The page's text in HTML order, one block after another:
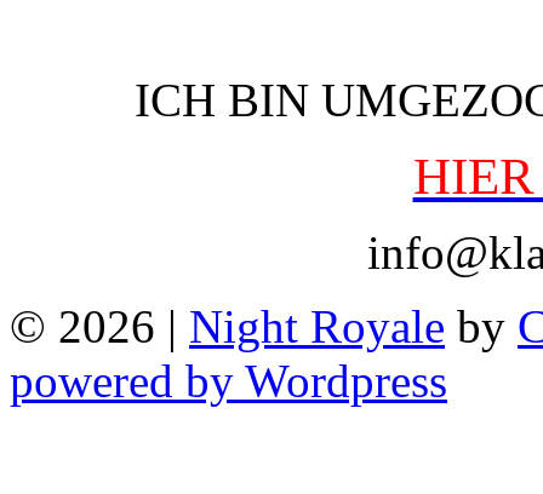
ICH BIN
© 2026 | Night Royale by
powered by Wordpress